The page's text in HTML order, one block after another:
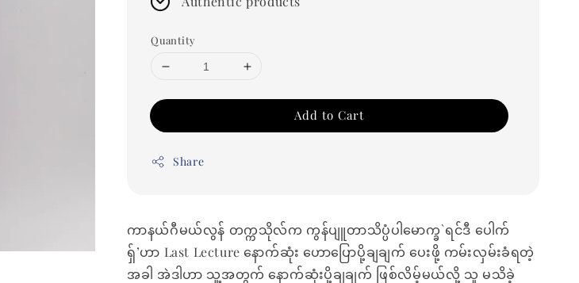
Quantity
Add to Cart
Share
ကာနယ်ဂီမယ်လွန် တက္ကသိုလ်က ကွန်ပျူတာသိပ္ပံပါမောက္ခ`ရင်ဒီ ပေါက်
ရှ်’ဟာ Last Lecture နောက်ဆုံး ဟောပြောပို့ချချက် ပေးဖို့ ကမ်းလှမ်းခံရတဲ့
အခါ အဲဒါဟာ သူ့အတွက် နောက်ဆုံးပို့ချချက် ဖြစ်လိမ့်မယ်လို့ သူ မသိခဲ့